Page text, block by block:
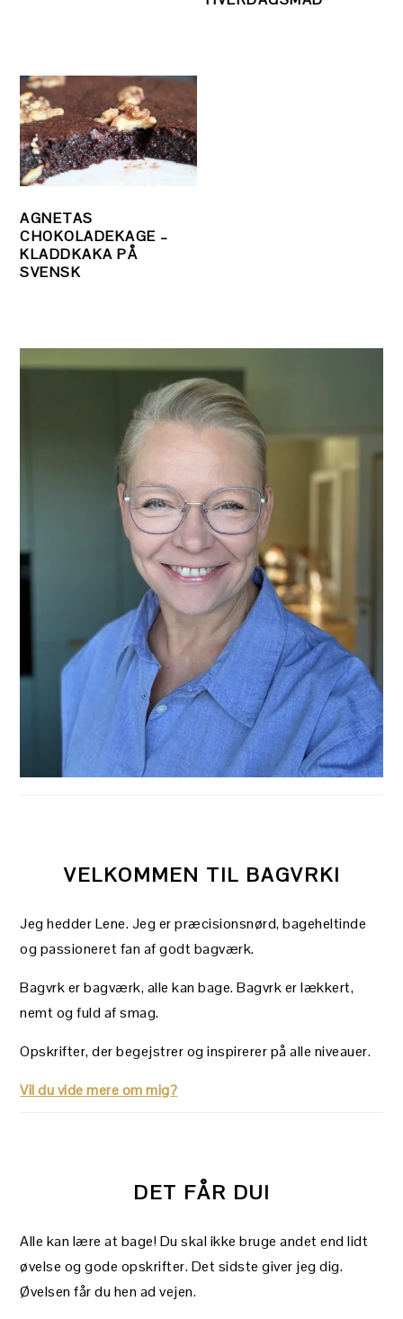
AGNETAS
CHOKOLADEKAGE –
KLADDKAKA PÅ
SVENSK
PRIMÆR
VELKOMMEN TIL BAGVRK!
Jeg hedder Lene. Jeg er præcisionsnørd, bageheltinde
og passioneret fan af godt bagværk.
Bagvrk er bagværk, alle kan bage. Bagvrk er lækkert,
nemt og fuld af smag.
Opskrifter, der begejstrer og inspirerer på alle niveauer.
Vil du vide mere om mig?
DET FÅR DU!
Alle kan lære at bage! Du skal ikke bruge andet end lidt
øvelse og gode opskrifter. Det sidste giver jeg dig.
Øvelsen får du hen ad vejen.